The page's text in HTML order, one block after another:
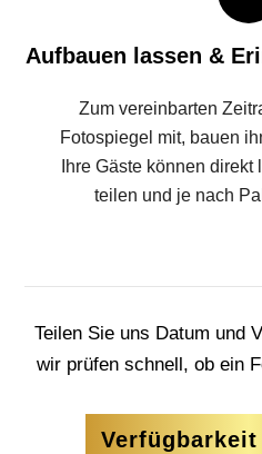
Aufbauen lassen &
Zum vereinbarten
Fotospiegel mit, bauen
Ihre Gäste können
teilen und je nach
Teilen Sie uns Datum und
wir prüfen schnell, ob ein